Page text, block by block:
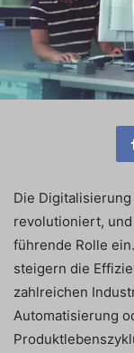
Die
revolutioniert, und
führende Rolle
steigern die
zahlreichen
Automatisierung